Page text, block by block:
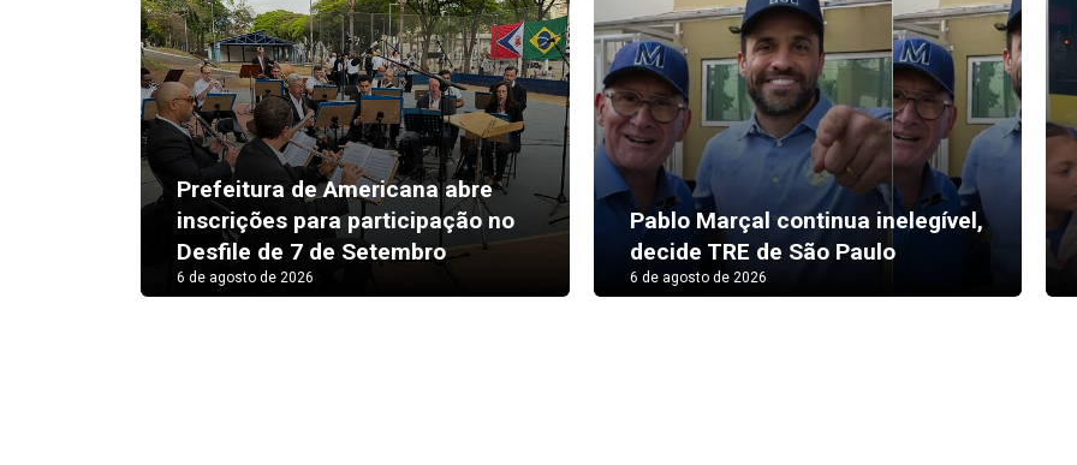
Prefeitura de Americana abre
inscrições para participação no
Desfile de 7 de Setembro
6 de agosto de 2026
Pablo Marçal continua inelegível,
decide TRE de São Paulo
6 de agosto de 2026